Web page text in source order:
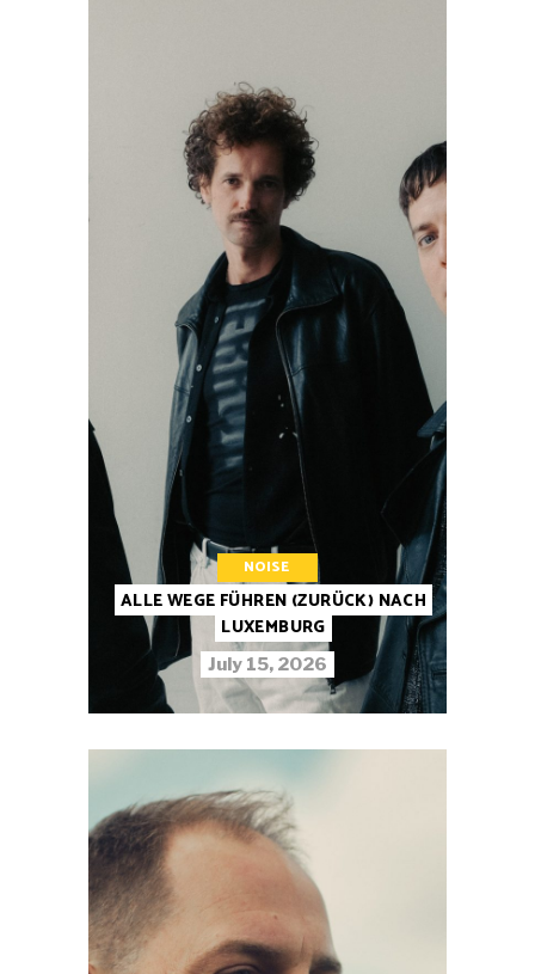
NOISE
ALLE WEGE FÜHREN (ZURÜCK) NACH
LUXEMBURG
July 15, 2026